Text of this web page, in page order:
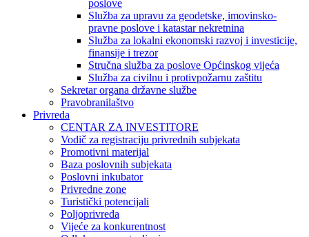
poslove
Služba za upravu za geodetske, imovinsko-
pravne poslove i katastar nekretnina
Služba za lokalni ekonomski razvoj i investicije,
finansije i trezor
Stručna služba za poslove Općinskog vijeća
Služba za civilnu i protivpožarnu zaštitu
Sekretar organa državne službe
Pravobranilaštvo
Privreda
CENTAR ZA INVESTITORE
Vodič za registraciju privrednih subjekata
Promotivni materijal
Baza poslovnih subjekata
Poslovni inkubator
Privredne zone
Turistički potencijali
Poljoprivreda
Vijeće za konkurentnost